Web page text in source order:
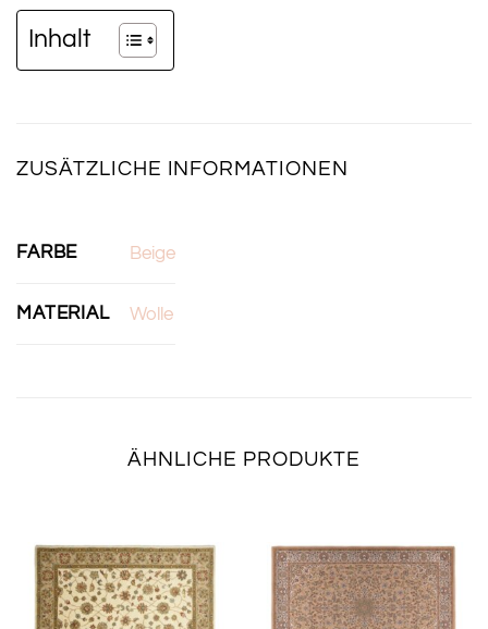
Inhalt
ZUSÄTZLICHE INFORMATIONEN
FARBE Beige
MATERIAL Wolle
ÄHNLICHE PRODUKTE